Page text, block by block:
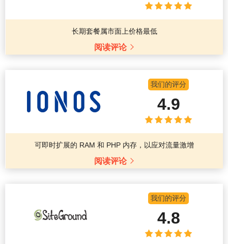
长期套餐属市面上价格最低
阅读评论
我们的评分
4.9
可即时扩展的 RAM 和 PHP 内存，以应对流量激增
阅读评论
我们的评分
4.8